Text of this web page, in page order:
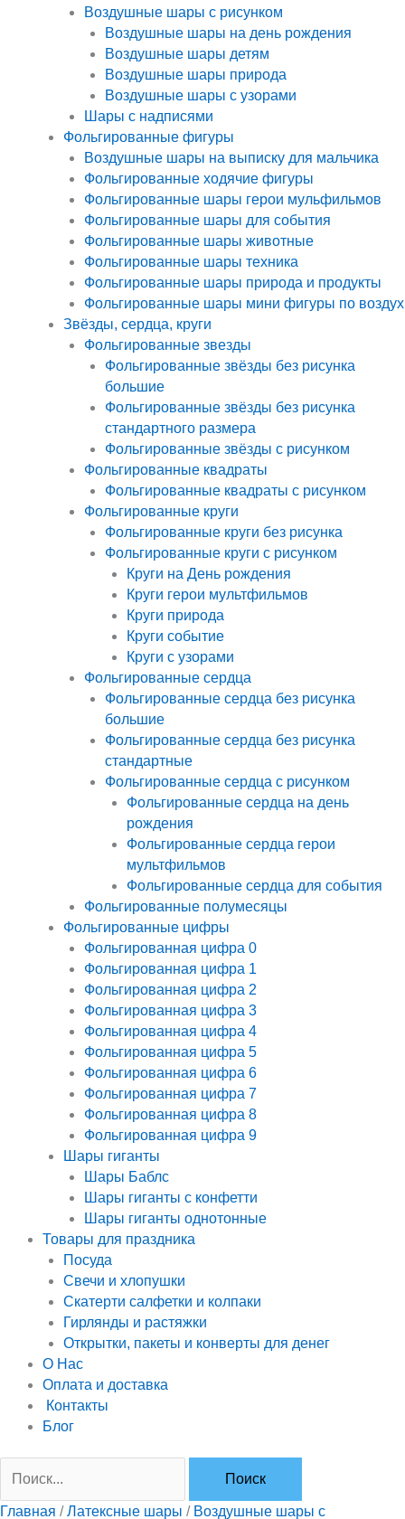
Воздушные шары с рисунком
Воздушные шары на день рождения
Воздушные шары детям
Воздушные шары природа
Воздушные шары с узорами
Шары с надписями
Фольгированные фигуры
Воздушные шары на выписку для мальчика
Фольгированные ходячие фигуры
Фольгированные шары герои мульфильмов
Фольгированные шары для события
Фольгированные шары животные
Фольгированные шары техника
Фольгированные шары природа и продукты
Фольгированные шары мини фигуры по воздух
Звёзды, сердца, круги
Фольгированные звезды
Фольгированные звёзды без рисунка
большие
Фольгированные звёзды без рисунка
стандартного размера
Фольгированные звёзды с рисунком
Фольгированные квадраты
Фольгированные квадраты с рисунком
Фольгированные круги
Фольгированные круги без рисунка
Фольгированные круги с рисунком
Круги на День рождения
Круги герои мультфильмов
Круги природа
Круги событие
Круги с узорами
Фольгированные сердца
Фольгированные сердца без рисунка
большие
Фольгированные сердца без рисунка
стандартные
Фольгированные сердца с рисунком
Фольгированные сердца на день
рождения
Фольгированные сердца герои
мультфильмов
Фольгированные сердца для события
Фольгированные полумесяцы
Фольгированные цифры
Фольгированная цифра 0
Фольгированная цифра 1
Фольгированная цифра 2
Фольгированная цифра 3
Фольгированная цифра 4
Фольгированная цифра 5
Фольгированная цифра 6
Фольгированная цифра 7
Фольгированная цифра 8
Фольгированная цифра 9
Шары гиганты
Шары Баблс
Шары гиганты с конфетти
Шары гиганты однотонные
Товары для праздника
Посуда
Свечи и хлопушки
Скатерти салфетки и колпаки
Гирлянды и растяжки
Открытки, пакеты и конверты для денег
О Нас
Оплата и доставка
Контакты
Блог
Главная / Латексные шары / Воздушные шары с